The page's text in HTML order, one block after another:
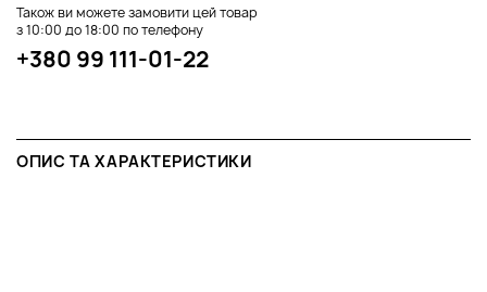
Також ви можете замовити цей товар
з 10:00 до 18:00 по телефону
+380 99 111-01-22
ОПИС ТА ХАРАКТЕРИСТИКИ